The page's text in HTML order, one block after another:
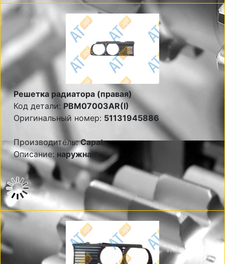
Решетка радиатора (правая)
Код детали: PBM07003AR(I)
Оригинальный номер: 51131945886
Производитель:Capat
Описание: наружная